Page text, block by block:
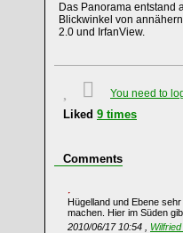
Das Panorama entstand
Blickwinkel von
2.0 und IrfanView.
You need to
Liked 9 times
Comments
Hügelland und Ebene
machen. Hier im Süden
2010/06/17 10:54 ,